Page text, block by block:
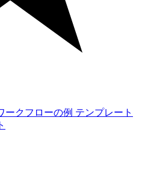
ークフローの例 テンプレート